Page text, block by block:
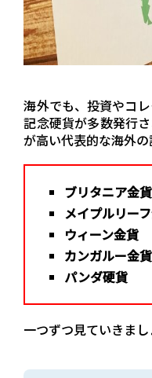
海外でも、投資やコ
記念硬貨が多数発行
が高い代表的な海外の
ブリタニア金貨
メイプルリー
ウィーン金貨
カンガルー金貨
パンダ硬貨
一つずつ見ていきまし